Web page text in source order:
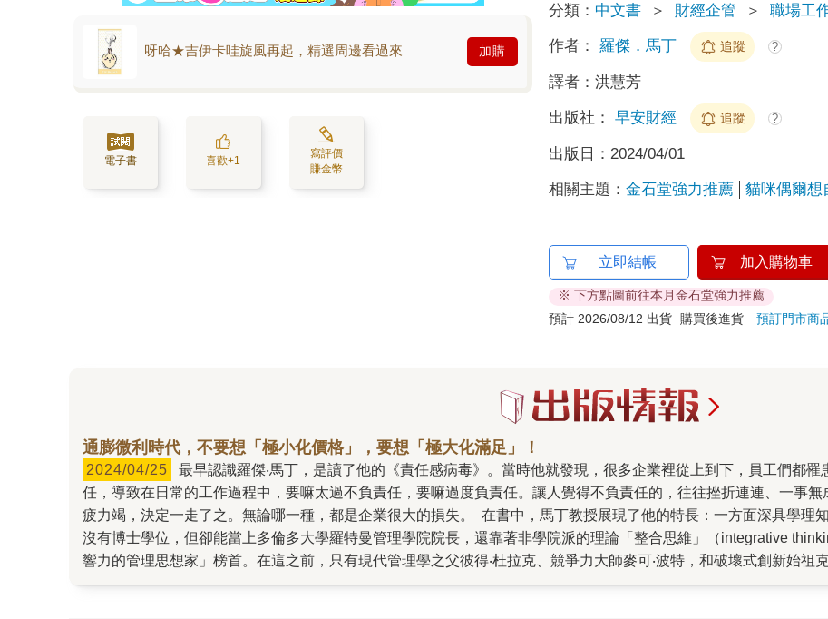
呀哈★吉伊卡哇旋風再起，精選周邊看過來 加購
電子書 喜歡+1
寫評價
賺金幣
分類： 中文書 ＞ 財經企管 ＞ 職場工
作者： 羅傑．馬丁 追蹤 ?
譯者：洪慧芳
出版社： 早安財經 追蹤 ?
出版日： 2024/04/01
相關主題：金石堂強力推薦 貓咪偶爾想
立即結帳 加入購物車
※ 下方點圖前往本月金石堂強力推薦
預計 2026/08/12 出貨
購買後進貨預訂門市商
通膨微利時代，不要想「極小化價格」，要想「極大化滿足」！
2024/04/25
最早認識羅傑‧馬丁，是讀了他的《責任感病毒》。當時他就發現，很多企業裡從上到下，員工們都罹患了這種管理病，也就是：不知道該怎麼負起責
任，導致在日常的工作過程中，要嘛太過不負責任，要嘛過度負責任。讓人覺得不負責任的，往往挫折連連、一事
疲力竭，決定一走了之。無論哪一種，都是企業很大的損失。 在書中，馬丁教授展現了他的特長：一方面深具學理
沒有博士學位，但卻能當上多倫多大學羅特曼管理學院院長，還靠著非學院派的理論「整合思維」（integrative
響力的管理思想家」榜首。在這之前，只有現代管理學之父彼得‧杜拉克、競爭力大師麥可‧波特，和破壞式創新始